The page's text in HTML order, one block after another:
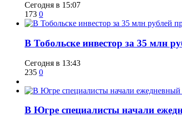
Сегодня в 15:07
173 0
В Тобольске инвестор за 35 млн
Сегодня в 13:43
235 0
В Югре специалисты начали